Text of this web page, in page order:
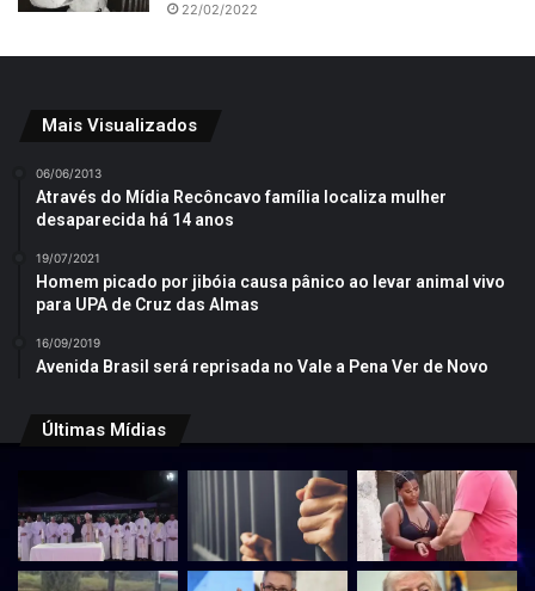
22/02/2022
Mais Visualizados
06/06/2013
Através do Mídia Recôncavo família localiza mulher
desaparecida há 14 anos
19/07/2021
Homem picado por jibóia causa pânico ao levar animal vivo
para UPA de Cruz das Almas
16/09/2019
Avenida Brasil será reprisada no Vale a Pena Ver de Novo
Últimas Mídias